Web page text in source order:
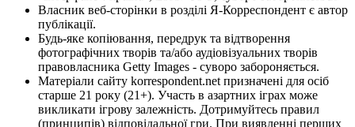
Власник веб-сторінки в розділі Я-Корреспондент є автор
публікації.
Будь-яке копіювання, передрук та відтворення
фотографічних творів та/або аудіовізуальних творів
правовласника Getty Images - суворо забороняється.
Матеріали сайту korrespondent.net призначені для осіб
старше 21 року (21+). Участь в азартних іграх може
викликати ігрову залежність. Дотримуйтесь правил
(принципів) відповідальної гри. При виявленні перших